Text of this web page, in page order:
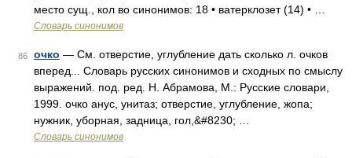
место сущ., кол во синонимов: 18 • ватерклозет (14) • …
Словарь синонимов
86 очко — См. отверстие, углубление дать сколько л. очков
вперед... Словарь русских синонимов и сходных по смыслу
выражений. под. ред. Н. Абрамова, М.: Русские словари,
1999. очко анус, унитаз; отверстие, углубление, жопа;
нужник, уборная, задница, гол,&#8230; …
Словарь синонимов